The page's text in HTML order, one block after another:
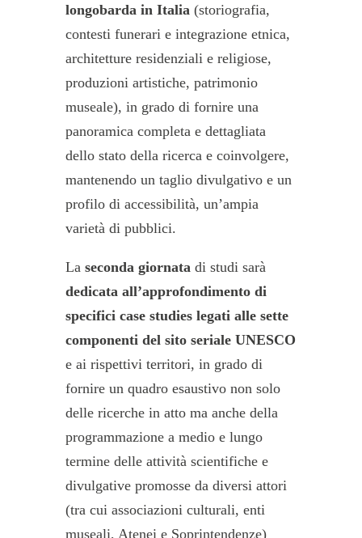
longobarda in Italia (storiografia,
contesti funerari e integrazione etnica,
architetture residenziali e religiose,
produzioni artistiche, patrimonio
museale), in grado di fornire una
panoramica completa e dettagliata
dello stato della ricerca e coinvolgere,
mantenendo un taglio divulgativo e un
profilo di accessibilità, un’ampia
varietà di pubblici.
La seconda giornata di studi sarà
dedicata all’approfondimento di
specifici case studies legati alle sette
componenti del sito seriale UNESCO
e ai rispettivi territori, in grado di
fornire un quadro esaustivo non solo
delle ricerche in atto ma anche della
programmazione a medio e lungo
termine delle attività scientifiche e
divulgative promosse da diversi attori
(tra cui associazioni culturali, enti
museali, Atenei e Soprintendenze)